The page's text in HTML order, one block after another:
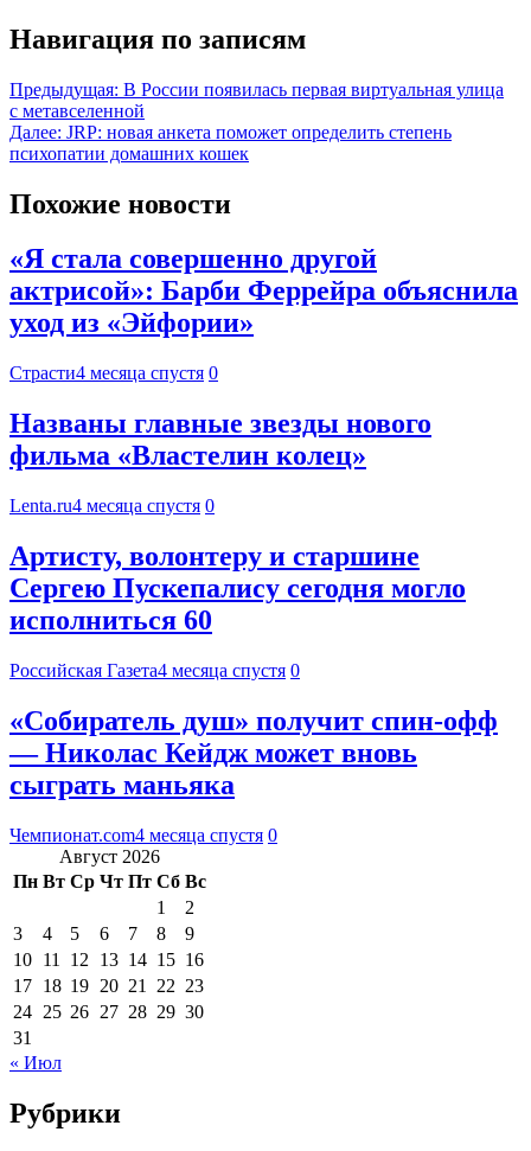
Навигация по записям
Предыдущая: В России появилась первая виртуальная улица
с метавселенной
Далее: JRP: новая анкета поможет определить степень
психопатии домашних кошек
Похожие новости
«Я стала совершенно другой
актрисой»: Барби Феррейра объяснила
уход из «Эйфории»
Страсти4 месяца спустя 0
Названы главные звезды нового
фильма «Властелин колец»
Lenta.ru4 месяца спустя 0
Артисту, волонтеру и старшине
Сергею Пускепалису сегодня могло
исполниться 60
Российская Газета4 месяца спустя 0
«Собиратель душ» получит спин-офф
— Николас Кейдж может вновь
сыграть маньяка
Чемпионат.com4 месяца спустя 0
Август 2026
Пн Вт Ср Чт Пт Сб Вс
1
2
3
4 5 6 7 8
9
10 11 12 13 14 15 16
17 18 19 20 21 22 23
24 25 26 27 28 29 30
31
« Июл
Рубрики